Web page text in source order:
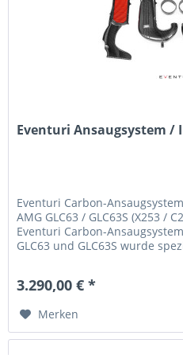
Eventuri Ansaugsystem /
Eventuri Carbon-
AMG GLC63 / GLC63S (X253 /
Eventuri Carbon-
GLC63 und GLC63S wurde
3.290,00 € *
Merken